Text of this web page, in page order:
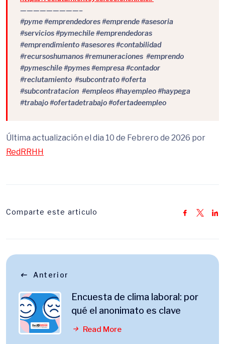
—————————–
#pyme #emprendedores #emprende #asesoria
#servicios #pymechile #emprendedoras
#emprendimiento #asesores #contabilidad
#recursoshumanos #remuneraciones #emprendo
#pymeschile #pymes #empresa #contador
#reclutamiento #subcontrato #oferta
#subcontratacion #empleos #hayempleo #haypega
#trabajo #ofertadetrabajo #ofertadeempleo
Última actualización el dia 10 de Febrero de 2026 por
RedRRHH
Comparte este articulo
Anterior
Encuesta de clima laboral: por
qué el anonimato es clave
Read More